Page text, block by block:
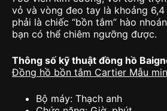
vỏ và vòng đeo tay là khoảng
phải là chiếc “bồn tắm” hào
bạn có thể chiêm ngưỡng được.
Thông số kỹ thuật đồng hồ
Đồng hồ bồn tắm Cartier Mẫu
Bộ máy: Thạch anh